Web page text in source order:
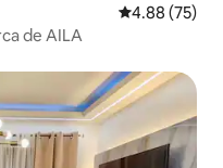
Calificación
4.88 (75)
de AILA